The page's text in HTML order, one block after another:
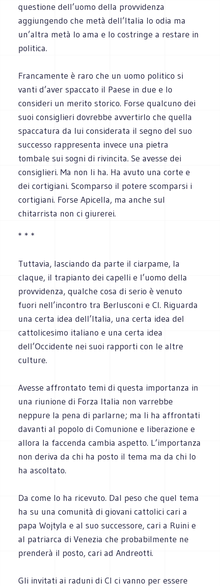
questione dell’uomo della provvidenza
aggiungendo che metà dell’Italia lo odia ma
un’altra metà lo ama e lo costringe a restare in
politica.
Francamente è raro che un uomo politico si
vanti d’aver spaccato il Paese in due e lo
consideri un merito storico. Forse qualcuno dei
suoi consiglieri dovrebbe avvertirlo che quella
spaccatura da lui considerata il segno del suo
successo rappresenta invece una pietra
tombale sui sogni di rivincita. Se avesse dei
consiglieri. Ma non li ha. Ha avuto una corte e
dei cortigiani. Scomparso il potere scomparsi i
cortigiani. Forse Apicella, ma anche sul
chitarrista non ci giurerei.
* * *
Tuttavia, lasciando da parte il ciarpame, la
claque, il trapianto dei capelli e l’uomo della
provvidenza, qualche cosa di serio è venuto
fuori nell’incontro tra Berlusconi e Cl. Riguarda
una certa idea dell’Italia, una certa idea del
cattolicesimo italiano e una certa idea
dell’Occidente nei suoi rapporti con le altre
culture.
Avesse affrontato temi di questa importanza in
una riunione di Forza Italia non varrebbe
neppure la pena di parlarne; ma li ha affrontati
davanti al popolo di Comunione e liberazione e
allora la faccenda cambia aspetto. L’importanza
non deriva da chi ha posto il tema ma da chi lo
ha ascoltato.
Da come lo ha ricevuto. Dal peso che quel tema
ha su una comunità di giovani cattolici cari a
papa Wojtyla e al suo successore, cari a Ruini e
al patriarca di Venezia che probabilmente ne
prenderà il posto, cari ad Andreotti.
Gli invitati ai raduni di Cl ci vanno per essere